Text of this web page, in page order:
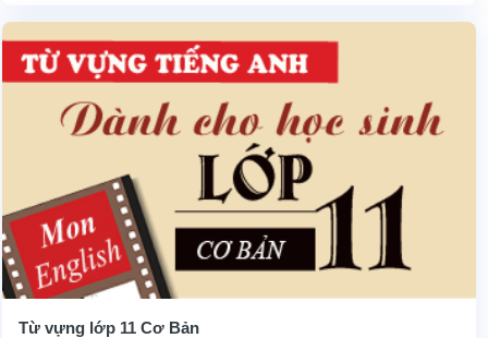
Từ vựng lớp 11 Cơ Bản